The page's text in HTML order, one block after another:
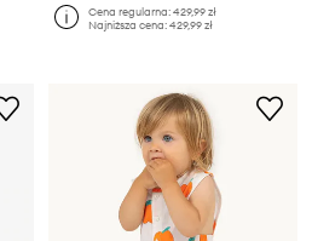
Cena regularna:429,99 zł
Najniższa cena:429,99 zł